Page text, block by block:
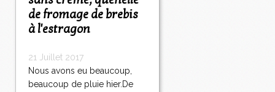
de fromage de brebis
à l'estragon
21 Juillet 2017
Nous avons eu beaucoup,
beaucoup de pluie hier.De